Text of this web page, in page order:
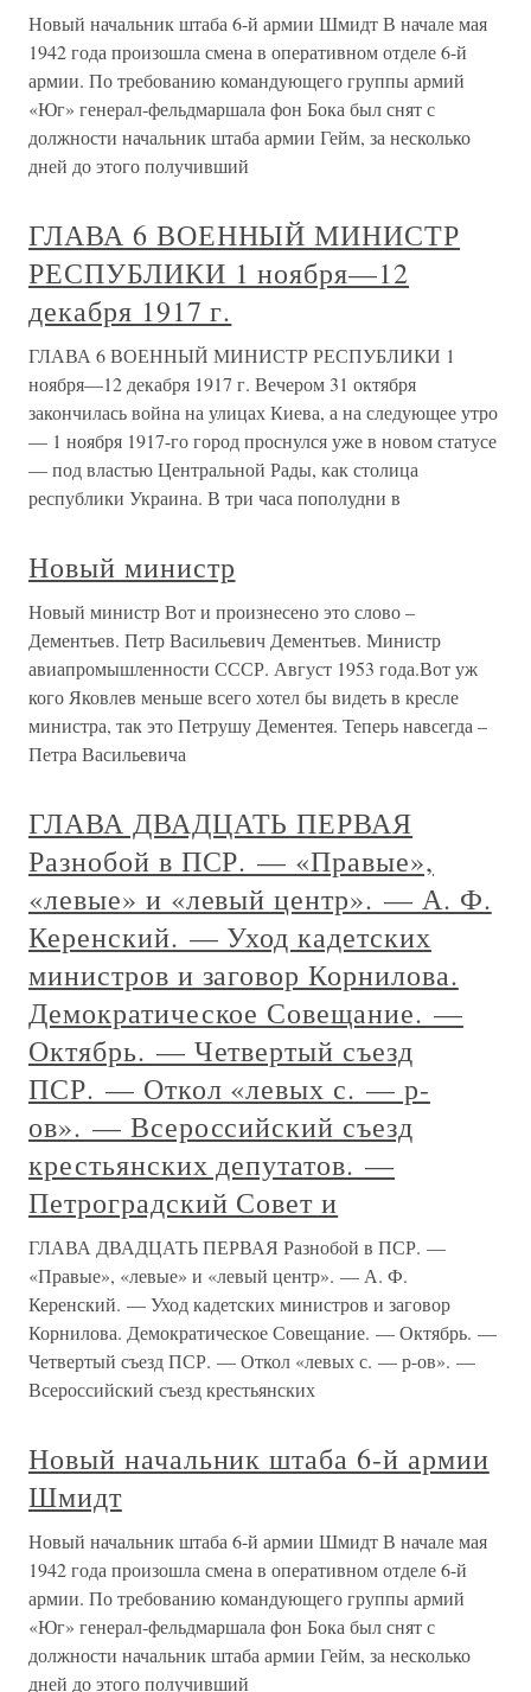
Новый начальник штаба 6-й армии Шмидт В начале мая
1942 года произошла смена в оперативном отделе 6-й
армии. По требованию командующего группы армий
«Юг» генерал-фельдмаршала фон Бока был снят с
должности начальник штаба армии Гейм, за несколько
дней до этого получивший
ГЛАВА 6 ВОЕННЫЙ МИНИСТР
РЕСПУБЛИКИ 1 ноября—12
декабря 1917 г.
ГЛАВА 6 ВОЕННЫЙ МИНИСТР РЕСПУБЛИКИ 1
ноября—12 декабря 1917 г. Вечером 31 октября
закончилась война на улицах Киева, а на следующее утро
— 1 ноября 1917-го город проснулся уже в новом статусе
— под властью Центральной Рады, как столица
республики Украина. В три часа пополудни в
Новый министр
Новый министр Вот и произнесено это слово –
Дементьев. Петр Васильевич Дементьев. Министр
авиапромышленности СССР. Август 1953 года.Вот уж
кого Яковлев меньше всего хотел бы видеть в кресле
министра, так это Петрушу Дементея. Теперь навсегда –
Петра Васильевича
ГЛАВА ДВАДЦАТЬ ПЕРВАЯ
Разнобой в ПСР. — «Правые»,
«левые» и «левый центр». — А. Ф.
Керенский. — Уход кадетских
министров и заговор Корнилова.
Демократическое Совещание. —
Октябрь. — Четвертый съезд
ПСР. — Откол «левых с. — р-
ов». — Всероссийский съезд
крестьянских депутатов. —
Петроградский Совет и
ГЛАВА ДВАДЦАТЬ ПЕРВАЯ Разнобой в ПСР. —
«Правые», «левые» и «левый центр». — А. Ф.
Керенский. — Уход кадетских министров и заговор
Корнилова. Демократическое Совещание. — Октябрь. —
Четвертый съезд ПСР. — Откол «левых с. — р-ов». —
Всероссийский съезд крестьянских
Новый начальник штаба 6-й армии
Шмидт
Новый начальник штаба 6-й армии Шмидт В начале мая
1942 года произошла смена в оперативном отделе 6-й
армии. По требованию командующего группы армий
«Юг» генерал-фельдмаршала фон Бока был снят с
должности начальник штаба армии Гейм, за несколько
дней до этого получивший